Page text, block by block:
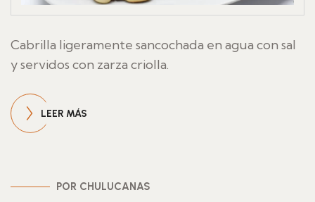
Cabrilla ligeramente sancochada en agua con sal
y servidos con zarza criolla.
LEER MÁS
POR CHULUCANAS